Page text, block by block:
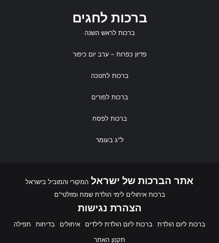
ברכות לחגים
ברכות לראש השנה
פדיון כפרות – ערב יום כיפור
ברכות לחנוכה
ברכות לפורים
ברכות לפסח
ל"ג בעומר
אתר הברכות של ישראל המקורי והמוביל בישראל
ברכות איחולים לימי הולדת שמח ומזלטי"ם
הצהרת נגישות
ברכות ליום הולדת ברכות ליום הולדת לילדים איחולים בדיחות
תפילה
תקנון האתר